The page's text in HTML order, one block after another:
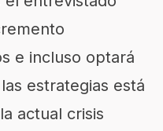
e incluso optará
estrategias está
actual crisis